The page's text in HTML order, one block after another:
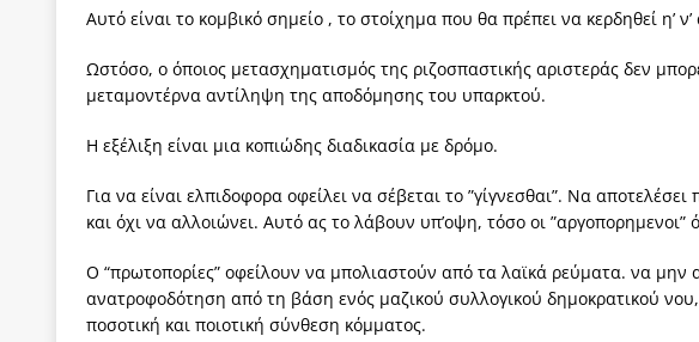
Αυτό είναι το κομβικό σημείο , το στοίχημα που θα πρέπει να κερδηθεί η’
Ωστόσο, ο όποιος μετασχηματισμός της ριζοσπαστικής αριστεράς δεν
μεταμοντέρνα αντίληψη της αποδόμησης του υπαρκτού.
Η εξέλιξη είναι μια κοπιώδης διαδικασία με δρόμο.
Για να είναι ελπιδοφορα οφείλει να σέβεται το ”γίγνεσθαι”. Να αποτελέσει
και όχι να αλλοιώνει. Αυτό ας το λάβουν υπ’οψη, τόσο οι ”αργοπορημενοι”
O “πρωτοπορίες” οφείλουν να μπολιαστούν από τα λαϊκά ρεύματα. να μην
ανατροφοδότηση από τη βάση ενός μαζικού συλλογικού δημοκρατικού
ποσοτική και ποιοτική σύνθεση κόμματος.